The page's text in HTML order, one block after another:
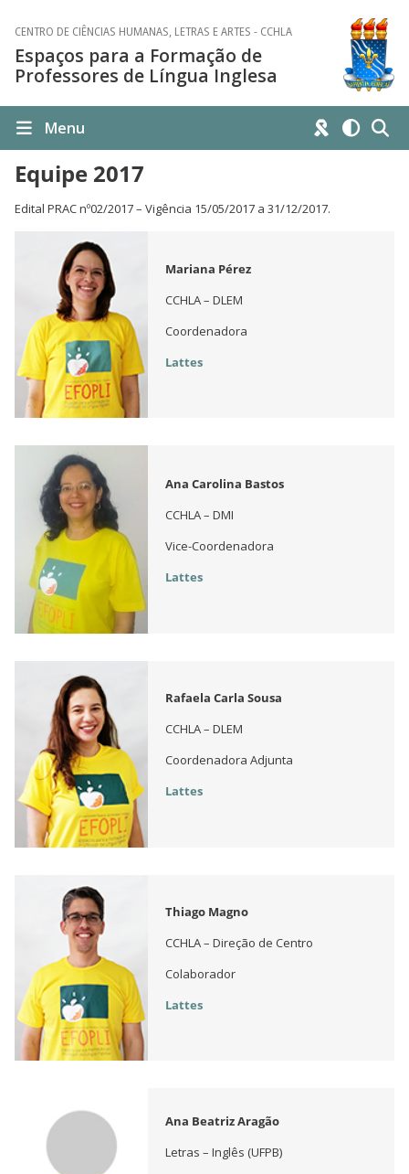
CENTRO DE CIÊNCIAS HUMANAS, LETRAS E ARTES - CCHLA
Espaços para a Formação de
Professores de Língua Inglesa
Menu
Equipe 2017
Edital PRAC nº02/2017 – Vigência 15/05/2017 a 31/12/2017.
Mariana Pérez
CCHLA – DLEM
Coordenadora
Lattes
Ana Carolina Bastos
CCHLA – DMI
Vice-Coordenadora
Lattes
Rafaela Carla Sousa
CCHLA – DLEM
Coordenadora Adjunta
Lattes
Thiago Magno
CCHLA – Direção de Centro
Colaborador
Lattes
Ana Beatriz Aragão
Letras – Inglês (UFPB)